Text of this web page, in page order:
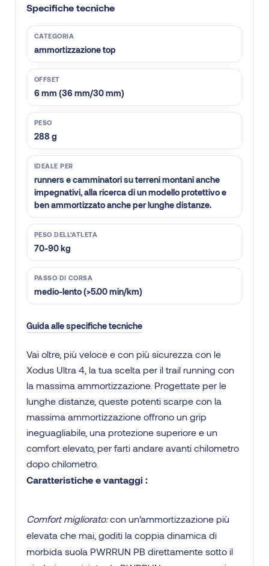
Specifiche tecniche
CATEGORIA
ammortizzazione top
OFFSET
6 mm (36 mm/30 mm)
PESO
288 g
IDEALE PER
runners e camminatori su terreni montani anche
impegnativi, alla ricerca di un modello protettivo e
ben ammortizzato anche per lunghe distanze.
PESO DELL’ATLETA
70-90 kg
PASSO DI CORSA
medio-lento (>5.00 min/km)
Guida alle specifiche tecniche
Vai oltre, più veloce e con più sicurezza con le
Xodus Ultra 4, la tua scelta per il trail running con
la massima ammortizzazione. Progettate per le
lunghe distanze, queste potenti scarpe con la
massima ammortizzazione offrono un grip
ineguagliabile, una protezione superiore e un
comfort elevato, per farti andare avanti chilometro
dopo chilometro.
Caratteristiche e vantaggi :
Comfort migliorato:con un’ammortizzazione più
elevata che mai, goditi la coppia dinamica di
morbida suola PWRRUN PB direttamente sotto il